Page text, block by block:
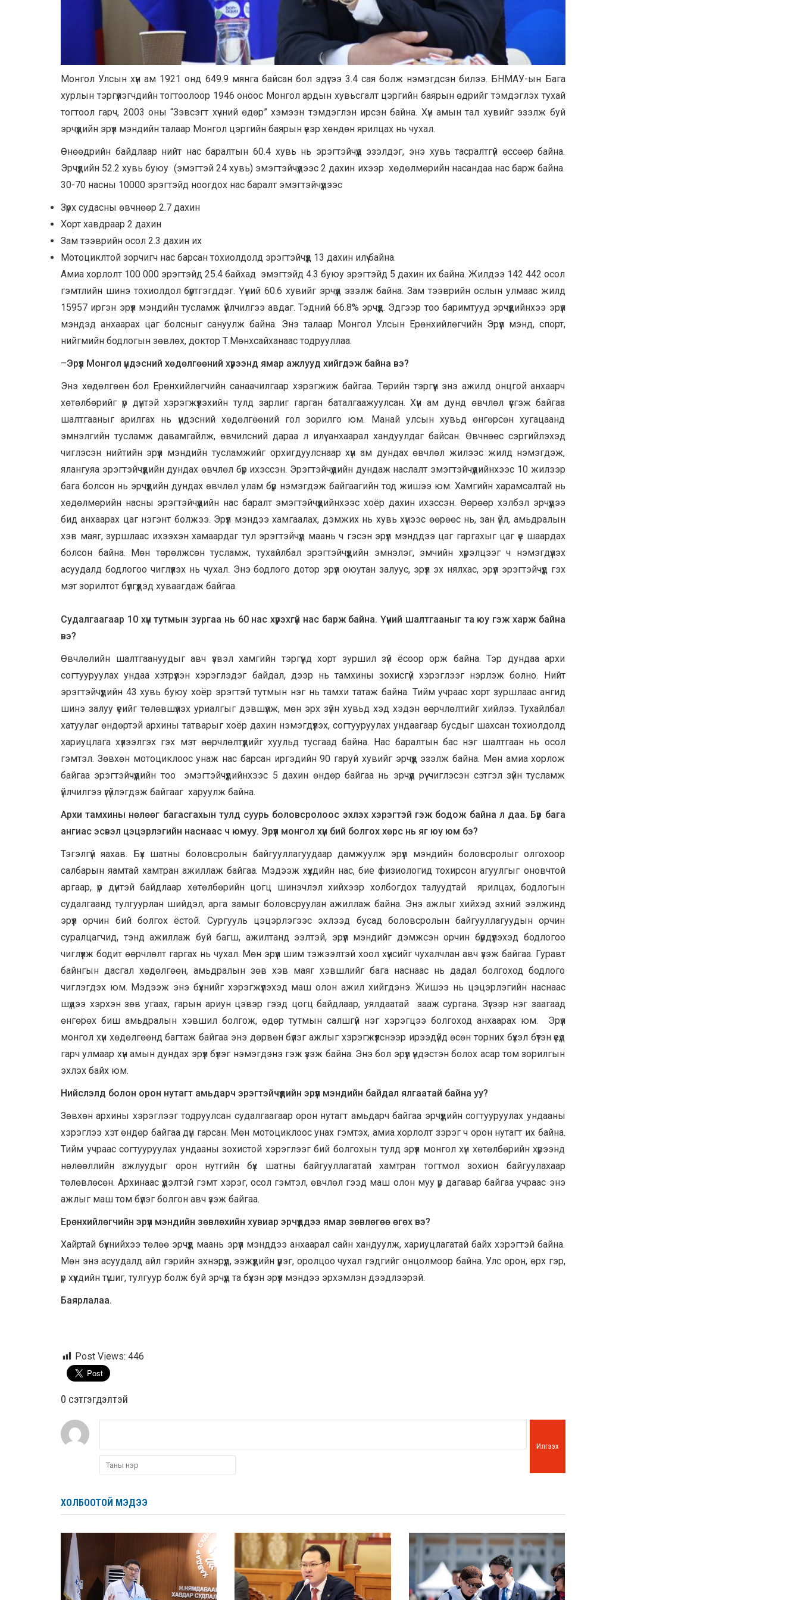
Монгол Улсын хүн ам 1921 онд 649.9 мянга байсан бол эдүгээ 3.4 сая болж нэмэгдсэн билээ. БНМАУ-ын Бага
хурлын тэргүүлэгчдийн тогтоолоор 1946 оноос Монгол ардын хувьсгалт цэргийн баярын өдрийг тэмдэглэх тухай
тогтоол гарч, 2003 оны “Зэвсэгт хүчний өдөр” хэмээн тэмдэглэн ирсэн байна. Хүн амын тал хувийг эзэлж буй
эрчүүдийн эрүүл мэндийн талаар Монгол цэргийн баярын үеэр хөндөн ярилцах нь чухал.
Өнөөдрийн байдлаар нийт нас баралтын 60.4 хувь нь эрэгтэйчүүд эзэлдэг, энэ хувь тасралтгүй өссөөр байна.
Эрчүүдийн 52.2 хувь буюу (эмэгтэй 24 хувь) эмэгтэйчүүдээс 2 дахин ихээр хөдөлмөрийн насандаа нас барж байна.
30-70 насны 10000 эрэгтэйд ноогдох нас баралт эмэгтэйчүүдээс
Зүрх судасны өвчнөөр 2.7 дахин
Хорт хавдраар 2 дахин
Зам тээврийн осол 2.3 дахин их
Мотоциклтой зорчигч нас барсан тохиолдолд эрэгтэйчүүд 13 дахин илүү байна.
Амиа хорлолт 100 000 эрэгтэйд 25.4 байхад эмэгтэйд 4.3 буюу эрэгтэйд 5 дахин их байна. Жилдээ 142 442 осол
гэмтлийн шинэ тохиолдол бүртгэгддэг. Үүний 60.6 хувийг эрчүүд эзэлж байна. Зам тээврийн ослын улмаас жилд
15957 иргэн эрүүл мэндийн тусламж үйлчилгээ авдаг. Тэдний 66.8% эрчүүд. Эдгээр тоо баримтууд эрчүүдийнхээ эрүүл
мэндэд анхаарах цаг болсныг сануулж байна. Энэ талаар Монгол Улсын Ерөнхийлөгчийн Эрүүл мэнд, спорт,
нийгмийн бодлогын зөвлөх, доктор Т.Мөнхсайханаас тодрууллаа.
–Эрүүл Монгол үндэсний хөдөлгөөний хүрээнд ямар ажлууд хийгдэж байна вэ?
Энэ хөдөлгөөн бол Ерөнхийлөгчийн санаачилгаар хэрэгжиж байгаа. Төрийн тэргүүн энэ ажилд онцгой анхаарч
хөтөлбөрийг үр дүнтэй хэрэгжүүлэхийн тулд зарлиг гарган баталгаажуулсан. Хүн ам дунд өвчлөл үүсгэж байгаа
шалтгааныг арилгах нь үндэсний хөдөлгөөний гол зорилго юм. Манай улсын хувьд өнгөрсөн хугацаанд
эмнэлгийн тусламж давамгайлж, өвчилсний дараа л илүү анхаарал хандуулдаг байсан. Өвчнөөс сэргийлэхэд
чиглэсэн нийтийн эрүүл мэндийн тусламжийг орхигдуулснаар хүн ам дундах өвчлөл жилээс жилд нэмэгдэж,
ялангуяа эрэгтэйчүүдийн дундах өвчлөл бүр ихэссэн. Эрэгтэйчүүдийн дундаж наслалт эмэгтэйчүүдийнхээс 10 жилээр
бага болсон нь эрчүүдийн дундах өвчлөл улам бүр нэмэгдэж байгаагийн тод жишээ юм. Хамгийн харамсалтай нь
хөдөлмөрийн насны эрэгтэйчүүдийн нас баралт эмэгтэйчүүдийнхээс хоёр дахин ихэссэн. Өөрөөр хэлбэл эрчүүдээ
бид анхаарах цаг нэгэнт болжээ. Эрүүл мэндээ хамгаалах, дэмжих нь хувь хүнээс өөрөөс нь, зан үйл, амьдралын
хэв маяг, зуршлаас ихээхэн хамаардаг тул эрэгтэйчүүд маань ч гэсэн эрүүл мэнддээ цаг гаргахыг цаг үе шаардах
болсон байна. Мөн төрөлжсөн тусламж, тухайлбал эрэгтэйчүүдийн эмнэлэг, эмчийн хүрэлцээг ч нэмэгдүүлэх
асуудалд бодлогоо чиглүүлэх нь чухал. Энэ бодлого дотор эрүүл оюутан залуус, эрүүл эх нялхас, эрүүл эрэгтэйчүүд гэх
мэт зорилтот бүлгүүдэд хуваагдаж байгаа.
Судалгаагаар 10 хүн тутмын зургаа нь 60 нас хүрэхгүй нас барж байна. Үүний шалтгааныг та юу гэж харж байна
вэ?
Өвчлөлийн шалтгаануудыг авч үзвэл хамгийн тэргүүнд хорт зуршил зүй ёсоор орж байна. Тэр дундаа архи
согтууруулах ундаа хэтрүүлэн хэрэглэдэг байдал, дээр нь тамхины зохисгүй хэрэглээг нэрлэж болно. Нийт
эрэгтэйчүүдийн 43 хувь буюу хоёр эрэгтэй тутмын нэг нь тамхи татаж байна. Тийм учраас хорт зуршлаас ангид
шинэ залуу үеийг төлөвшүүлэх уриалгыг дэвшүүлж, мөн эрх зүйн хувьд хэд хэдэн өөрчлөлтийг хийлээ. Тухайлбал
хатуулаг өндөртэй архины татварыг хоёр дахин нэмэгдүүлэх, согтууруулах ундаагаар бусдыг шахсан тохиолдолд
хариуцлага хүлээлгэх гэх мэт өөрчлөлтүүдийг хуульд тусгаад байна. Нас баралтын бас нэг шалтгаан нь осол
гэмтэл. Зөвхөн мотоциклоос унаж нас барсан иргэдийн 90 гаруй хувийг эрчүүд эзэлж байна. Мөн амиа хорлож
байгаа эрэгтэйчүүдийн тоо эмэгтэйчүүдийнхээс 5 дахин өндөр байгаа нь эрчүүд рүү чиглэсэн сэтгэл зүйн тусламж
үйлчилгээ үгүйлэгдэж байгааг харуулж байна.
Архи тамхины нөлөөг багасгахын тулд суурь боловсролоос эхлэх хэрэгтэй гэж бодож байна л даа. Бүр бага
ангиас эсвэл цэцэрлэгийн наснаас ч юмуу. Эрүүл монгол хүн бий болгох хөрс нь яг юу юм бэ?
Тэгэлгүй яахав. Бүх шатны боловсролын байгууллагуудаар дамжуулж эрүүл мэндийн боловсролыг олгохоор
салбарын яамтай хамтран ажиллаж байгаа. Мэдээж хүүхдийн нас, бие физиологид тохирсон агуулгыг оновчтой
аргаар, үр дүнтэй байдлаар хөтөлбөрийн цогц шинэчлэл хийхээр холбогдох талуудтай ярилцах, бодлогын
судалгаанд тулгуурлан шийдэл, арга замыг боловсруулан ажиллаж байна. Энэ ажлыг хийхэд эхний ээлжинд
эрүүл орчин бий болгох ёстой. Сургууль цэцэрлэгээс эхлээд бусад боловсролын байгууллагуудын орчин
суралцагчид, тэнд ажиллаж буй багш, ажилтанд ээлтэй, эрүүл мэндийг дэмжсэн орчин бүрдүүлэхэд бодлогоо
чиглүүлж бодит өөрчлөлт гаргах нь чухал. Мөн эрүүл шим тэжээлтэй хоол хүнсийг чухалчлан авч үзэж байгаа. Гуравт
байнгын дасгал хөдөлгөөн, амьдралын зөв хэв маяг хэвшлийг бага наснаас нь дадал болгоход бодлого
чиглэгдэх юм. Мэдээж энэ бүхнийг хэрэгжүүлэхэд маш олон ажил хийгдэнэ. Жишээ нь цэцэрлэгийн наснаас
шүдээ хэрхэн зөв угаах, гарын ариун цэвэр гээд цогц байдлаар, уялдаатай зааж сургана. Зүгээр нэг заагаад
өнгөрөх биш амьдралын хэвшил болгож, өдөр тутмын салшгүй нэг хэрэгцээ болгоход анхаарах юм. Эрүүл
монгол хүн хөдөлгөөнд багтаж байгаа энэ дөрвөн бүлэг ажлыг хэрэгжүүлснээр ирээдүйд өсөн торних бүхэл бүтэн үеүд
гарч улмаар хүн амын дундах эрүүл бүлэг нэмэгдэнэ гэж үзэж байна. Энэ бол эрүүл үндэстэн болох асар том зорилгын
эхлэх байх юм.
Нийслэлд болон орон нутагт амьдарч эрэгтэйчүүдийн эрүүл мэндийн байдал ялгаатай байна уу?
Зөвхөн архины хэрэглээг тодруулсан судалгаагаар орон нутагт амьдарч байгаа эрчүүдийн согтууруулах ундааны
хэрэглээ хэт өндөр байгаа дүн гарсан. Мөн мотоциклоос унах гэмтэх, амиа хорлолт зэрэг ч орон нутагт их байна.
Тийм учраас согтууруулах ундааны зохистой хэрэглээг бий болгохын тулд эрүүл монгол хүн хөтөлбөрийн хүрээнд
нөлөөллийн ажлуудыг орон нутгийн бүх шатны байгууллагатай хамтран тогтмол зохион байгуулахаар
төлөвлөсөн. Архинаас үүдэлтэй гэмт хэрэг, осол гэмтэл, өвчлөл гээд маш олон муу үр дагавар байгаа учраас энэ
ажлыг маш том бүлэг болгон авч үзэж байгаа.
Ерөнхийлөгчийн эрүүл мэндийн зөвлөхийн хувиар эрчүүддээ ямар зөвлөгөө өгөх вэ?
Хайртай бүхнийхээ төлөө эрчүүд маань эрүүл мэнддээ анхаарал сайн хандуулж, хариуцлагатай байх хэрэгтэй байна.
Мөн энэ асуудалд айл гэрийн эхнэрүүд, ээжүүдийн үүрэг, оролцоо чухал гэдгийг онцолмоор байна. Улс орон, өрх гэр,
үр хүүхдийн түшиг, тулгуур болж буй эрчүүд та бүхэн эрүүл мэндээ эрхэмлэн дээдлээрэй.
Баярлалаа.
Post Views: 446
0 cэтгэгдэлтэй
Илгээх
ХОЛБООТОЙ МЭДЭЭ